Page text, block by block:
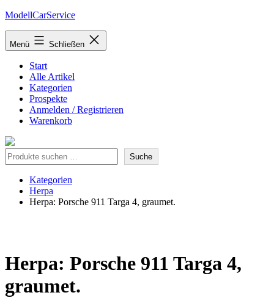
Zum
springen
ModellCarService
Menü Schließen
Start
Alle Artikel
Kategorien
Prospekte
Anmelden / Registrieren
Warenkorb
Suche Suche
Kategorien
Herpa
Herpa: Porsche 911 Targa 4, graumet.
Herpa: Porsche 911 Targa 4,
graumet.